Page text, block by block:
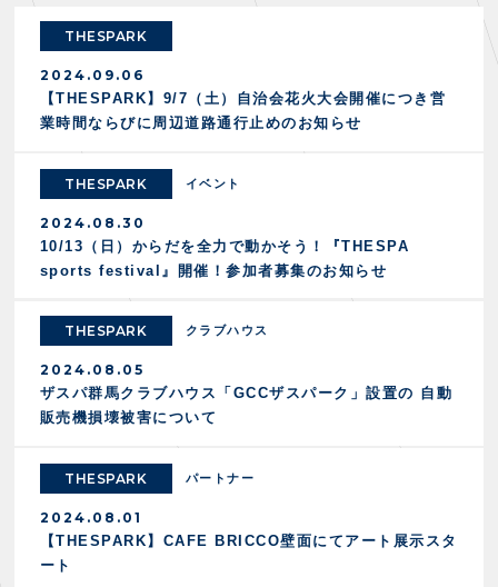
・優待チケット
・企画チケット
・招待チケット
シーズンシート
・法人シーズンシート
スタジアムアクセス
クラブプロパティ
スタジアムグルメ
会場周辺案内図
ホームイベント情報
運営サポートスタッフ募集
設営撤収応援隊募集
FANZONE
インデックス
ファンクラブ
マスコット
クラブアンバサダー
PARTNERS
クラブパートナー
アシストパートナー
ホームタウン活動
スマイルキッズキャラバン
ふるさと納税
COMPANY
会社概要
拠点一覧
フィロソフィー
HISTORY
お問い合わせ
CHALLENGERS
ACADEMY
アカデミー概要
U-18
U-15
Ladies U-15
SCHOOL
スタッフ
各校紹介・アクセス
スクール会員規約
施設紹介
店舗エリアガイド
THESPARK
2024.09.06
【THESPARK】9/7（土）自治会花火大会開催につき営
業時間ならびに周辺道路通行止めのお知らせ
THESPARK イベント
2024.08.30
10/13（日）からだを全力で動かそう！『THESPA
sports festival』開催！参加者募集のお知らせ
THESPARK クラブハウス
2024.08.05
ザスパ群馬クラブハウス「GCCザスパーク」設置の 自動
販売機損壊被害について
THESPARK パートナー
2024.08.01
【THESPARK】CAFE BRICCO壁面にてアート展示スタ
ート